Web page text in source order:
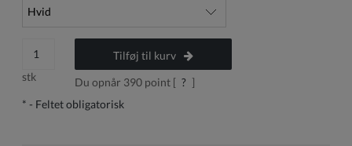
stk
Tilføj til kurv
Du opnår 390point [ ? ]
* - Feltet obligatorisk